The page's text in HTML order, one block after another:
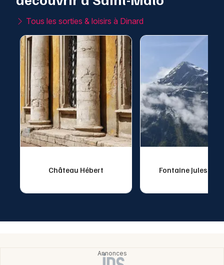
Tous les sorties & loisirs à Dinard
Château Hébert Fontaine Jules